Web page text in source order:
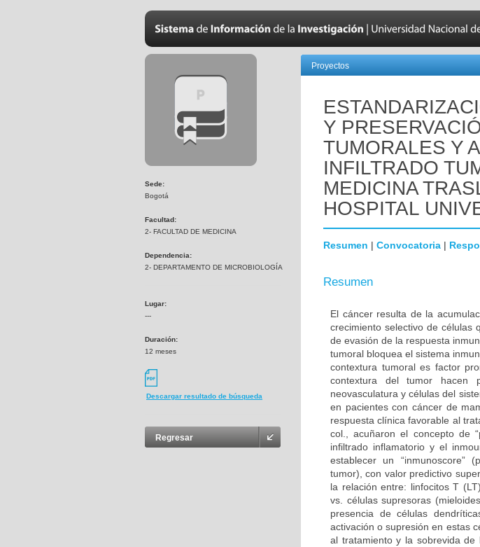
Sede:
Bogotá
Facultad:
2- FACULTAD DE MEDICINA
Dependencia:
2- DEPARTAMENTO DE MICROBIOLOGÍA
Lugar:
---
Duración:
12 meses
Descargar resultado de búsqueda
Regresar
Proyectos
Y
TUMORALES Y
INFILTRADO
MEDICINA
HOSPITAL
Resumen | Convocatoria |
Resumen
El cáncer resulta de la
crecimiento selectivo de células
de evasión de la respuesta
tumoral bloquea el sistema
contextura tumoral es factor
contextura del tumor hacen
neovasculatura y células del
en pacientes con cáncer de
respuesta clínica favorable al
col., acuñaron el concepto de
infiltrado inflamatorio y el
establecer un “inmunoscore”
tumor), con valor predictivo
la relación entre: linfocitos T
vs. células supresoras
presencia de células
activación o supresión en estas
al tratamiento y la sobrevida